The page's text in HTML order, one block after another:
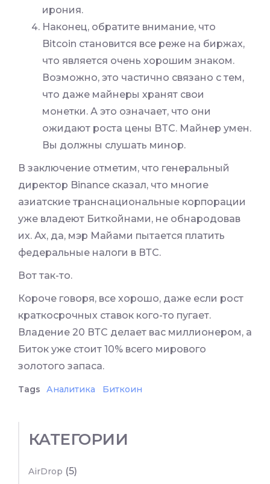
ирония.
Наконец, обратите внимание, что
Bitcoin становится все реже на биржах,
что является очень хорошим знаком.
Возможно, это частично связано с тем,
что даже майнеры хранят свои
монетки. А это означает, что они
ожидают роста цены BTC. Майнер умен.
Вы должны слушать минор.
В заключение отметим, что генеральный
директор Binance сказал, что многие
азиатские транснациональные корпорации
уже владеют Биткойнами, не обнародовав
их. Ах, да, мэр Майами пытается платить
федеральные налоги в ВТС.
Вот так-то.
Короче говоря, все хорошо, даже если рост
краткосрочных ставок кого-то пугает.
Владение 20 ВТС делает вас миллионером, а
Биток уже стоит 10% всего мирового
золотого запаса.
Tags Аналитика Биткоин
КАТЕГОРИИ
AirDrop (5)